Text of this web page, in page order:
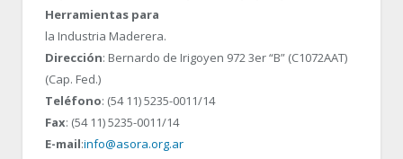
Herramientas para
la Industria Maderera.
Dirección: Bernardo de Irigoyen 972 3er “B” (C1072AAT)
(Cap. Fed.)
Teléfono: (54 11) 5235-0011/14
Fax: (54 11) 5235-0011/14
E-mail:info@asora.org.ar